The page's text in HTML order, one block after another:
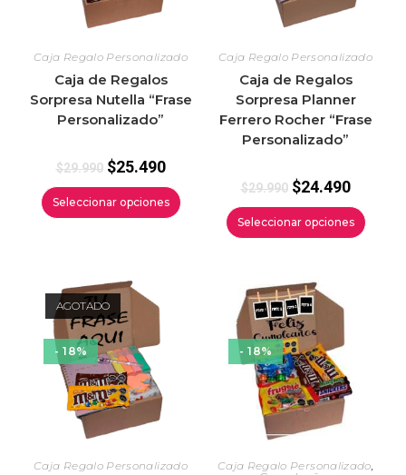
Caja Regalo Personalizado
Caja de Regalos
Sorpresa Nutella “Frase
Personalizado”
$29.990 $25.490
Seleccionar opciones
Caja Regalo Personalizado
Caja de Regalos
Sorpresa Planner
Ferrero Rocher “Frase
Personalizado”
$29.990 $24.490
Seleccionar opciones
AGOTADO
- 18%
Caja Regalo Personalizado
- 18%
Caja Regalo Personalizado,